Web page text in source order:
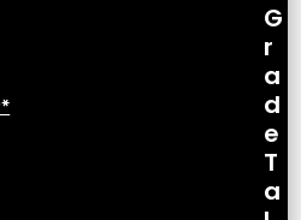
G
r
a
d
e
T
a